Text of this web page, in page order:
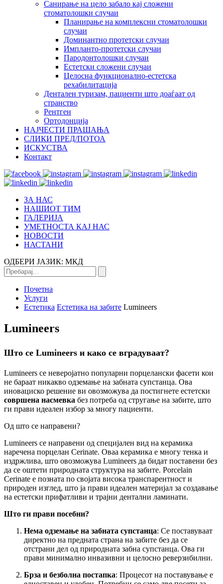
Санирање на цело забало кај сложени
стоматолошки случаи
Планирање на комплексни стоматолошки
случаи
Доминантно протетски случаи
Импланто-протетски случаи
Пародонтолошки случаи
Естетски сложени случаи
Целосна функционално-естетска
рехабилитација
Дентален туризам, пациенти што доаѓаат од
странство
Рентген
Ортодонција
НАЈЧЕСТИ ПРАШАЊА
СЛИКИ ПРЕД/ПОТОА
ИСКУСТВА
Контакт
ЗА НАС
НАШИОТ ТИМ
ГАЛЕРИЈА
УМЕТНОСТА КАЈ НАС
НОВОСТИ
НАСТАНИ
ОДБЕРИ ЈАЗИК: МКД
Почетна
Услуги
Естетика Естетика на забите Lumineers
Lumineers
Што се Lumineers и како се вградуваат?
Lumineers се неверојатно популарни порцелански фасети кои
не бараат никакво одземање на забната супстанца. Ова
иновациско решение ви овозможува да постигнете естетски
совршена насмевка без потреба од стругање на забите, што
ги прави идеален избор за многу пациенти.
Од што се направени?
Lumineers се направени од специјален вид на керамика
наречена порцелан Cerinate. Оваа керамика е многу тенка и
издржлива, што овозможува Lumineers да бидат поставени без
да се оштети природната структура на забите. Porcelain
Cerinate е позната по својата висока транспарентност и
природен изглед, што ја прави идеален материјал за создавање
на естетски прифатливи и трајни дентални ламинати.
Што ги прави посебни?
Нема одземање на забната супстанца: Се поставуваат
директно на предната страна на забите без да се
отстрани дел од природната забна супстанца. Ова ги
прави минимално инвазивни и целосно реверзибилни.
Брза и безболна постапка: Процесот на поставување е